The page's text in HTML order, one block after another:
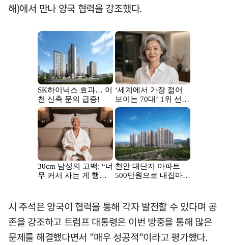
해)에서 만나 양국 협력을 강조했다.
시 주석은 양국이 협력을 통해 각자 발전할 수 있다며 공
존을 강조하고 트럼프 대통령은 이번 방중을 통해 많은
문제를 해결했다면서 "매우 성공적"이라고 평가했다.